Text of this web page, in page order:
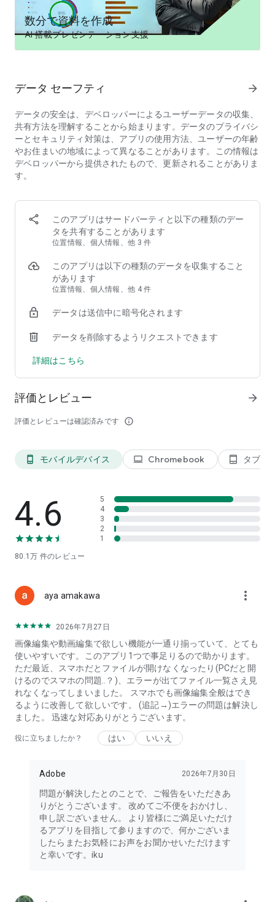
your team or audience instantly.
QUICK ACTION TOOLS
· Import PDF
good things are coming. Support for more devices is rolling
out over time.
QUESTIONS?
Your feedback and engagement will help us make Adobe
Express better for everyone.
[https://discord.gg/adobeexpress] to share your thoughts,
connect with the community and get involved with creative
challenges
Visit Uservoice
adobe-express] to request new features
Let us know about any bugs or issues you encounter in our
Adobe Community Forum
adobe-express]
PREMIUM MEMBERSHIP
Premium features:
· Over 200M royalty-free Adobe Stock photos, videos, music
· 250 generative credits to generate images, templates and
· Remove Video Background, One-click Resize for multiple
Use your Adobe Express Premium plan across your desktop
browser and mobile phone. Also includes Adobe Photoshop
[http://www.adobe.com/go/terms_en]
Terms and conditions:
Your use of this Adobe application is governed by the Adobe
and Adobe Privacy Policy
successor versions thereto.
Do not sell or share my personal information:
www.adobe.com/go/ca-rights
All trademarks are the property of their respective owners.
数分で資料を作成
AI 搭載プレゼンテーション支援
データ セーフティ arrow_forward
データの安全は、デベロッパーによるユーザーデータの収集、
共有方法を理解することから始まります。データのプライバシ
ーとセキュリティ対策は、アプリの使用方法、ユーザーの年齢
やお住まいの地域によって異なることがあります。この情報は
デベロッパーから提供されたもので、更新されることがありま
す。
このアプリはサードパーティと以下の種類のデー
タを共有することがあります
位置情報、個人情報、他 3 件
このアプリは以下の種類のデータを収集すること
があります
位置情報、個人情報、他 4 件
データは送信中に暗号化されます
データを削除するようリクエストできます
詳細はこちら
評価とレビュー
評価とレビューは確認済みです info_outline
arrow_forward
phone_android モバイルデバイス laptop Chromebook tablet_android タブレ
4.6
80.1万 件のレビュー
5
4
3
2
1
aya amakawa more_vert
2026年7月27日
画像編集や動画編集で欲しい機能が一通り揃っていて、とても
使いやすいです。このアプリ1つで事足りるので助かります。
ただ最近、スマホだとファイルが開けなくなったり(PCだと開
けるのでスマホの問題..？)、エラーが出てファイル一覧さえ見
れなくなってしまいました。 スマホでも画像編集全般はでき
るように改善して欲しいです。 (追記→)エラーの問題は解決し
ました。 迅速な対応ありがとうございます。
役に立ちましたか？ はい いいえ
Adobe 2026年7月30日
問題が解決したとのことで、ご報告をいただきあ
りがとうございます。 改めてご不便をおかけし、
申し訳ございません。 より皆様にご満足いただけ
るアプリを目指して参りますので、何かございま
したらまたお気軽にお声をお聞かせいただけます
と幸いです。iku